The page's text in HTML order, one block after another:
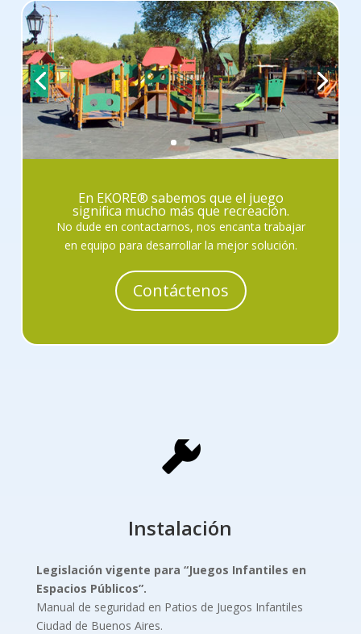
En EKORE® sabemos que el juego
significa mucho más que recreación.
No dude en contactarnos, nos encanta trabajar
en equipo para desarrollar la mejor solución.
Contáctenos
Instalación
Legislación vigente para “Juegos Infantiles en
Espacios Públicos”.
Manual de seguridad en Patios de Juegos Infantiles
Ciudad de Buenos Aires.